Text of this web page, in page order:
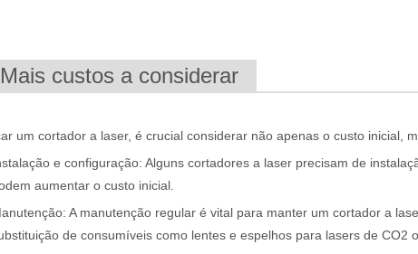
de tinta a laser é uma tecnologia líder. Este método fornece
custos a considerar
um cortador a laser, é crucial considerar não apenas o custo inicial,
e configuração: Alguns cortadores a laser precisam de
aumentar o custo inicial.
A manutenção regular é vital para manter um cortador a
de consumíveis como lentes e espelhos para lasers de CO2